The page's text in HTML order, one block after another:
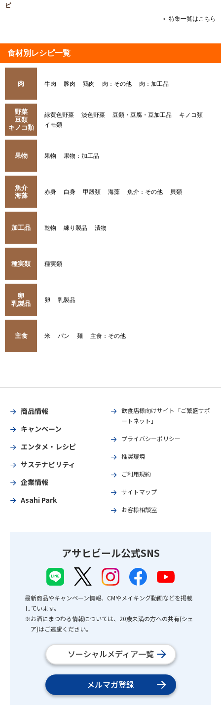
ピ
＞ 特集一覧はこちら
食材別レシピ一覧
肉 牛肉 豚肉 鶏肉 肉：その他 肉：加工品
野菜
豆類
キノコ類
緑黄色野菜 淡色野菜 豆類・豆腐・豆加工品
キノコ類
イモ類
果物 果物 果物：加工品
魚介
海藻
赤身 白身 甲殻類 海藻 魚介：その他 貝類
加工品 乾物 練り製品 漬物
種実類 種実類
卵
乳製品
卵 乳製品
主食 米 パン 麺 主食：その他
商品情報
キャンペーン
エンタメ・レシピ
サステナビリティ
企業情報
Asahi Park
飲食店様向けサイト「ご繁盛サポ
ートネット」
プライバシーポリシー
推奨環境
ご利用規約
サイトマップ
お客様相談室
アサヒビール公式SNS
最新商品やキャンペーン情報、CMやメイキング動画などを掲載
しています。
※お酒にまつわる情報については、20歳未満の方への共有(シェ
ア)はご遠慮ください。
ソーシャルメディア一覧
メルマガ登録